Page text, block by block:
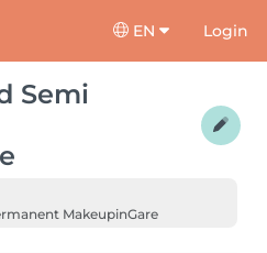
EN Login
Semi
MakeupinGare